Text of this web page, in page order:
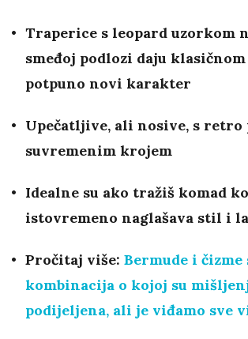
Traperice s leopard uzorkom
smeđoj podlozi daju
potpuno novi karakter
Upečatljive, ali nosive, s
suvremenim krojem
Idealne su ako tražiš komad
istovremeno naglašava stil i
Pročitaj više: Bermude i čizme
kombinacija o kojoj su
podijeljena, ali je viđamo sve